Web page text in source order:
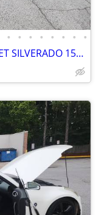
• • • • • • • •
LOW MILEAGE CLEAN 4 DR CHEVROLET SILVERADO 1500 LTZ 4X4 Z71-WARRANTY